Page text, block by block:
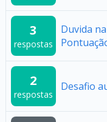
3
respostas
Duvida
2
respostas
Desafio